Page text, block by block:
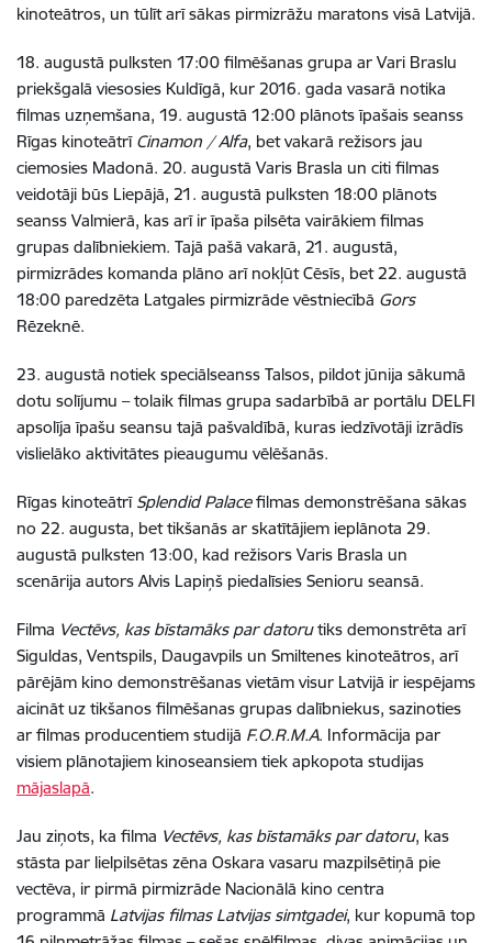
kinoteātros, un tūlīt arī sākas pirmizrāžu maratons visā Latvijā.
18. augustā pulksten 17:00 filmēšanas grupa ar Vari Braslu
priekšgalā viesosies Kuldīgā, kur 2016. gada vasarā notika
filmas uzņemšana, 19. augustā 12:00 plānots īpašais seanss
Rīgas kinoteātrī Cinamon / Alfa, bet vakarā režisors jau
ciemosies Madonā. 20. augustā Varis Brasla un citi filmas
veidotāji būs Liepājā, 21. augustā pulksten 18:00 plānots
seanss Valmierā, kas arī ir īpaša pilsēta vairākiem filmas
grupas dalībniekiem. Tajā pašā vakarā, 21. augustā,
pirmizrādes komanda plāno arī nokļūt Cēsīs, bet 22. augustā
18:00 paredzēta Latgales pirmizrāde vēstniecībā Gors
Rēzeknē.
23. augustā notiek speciālseanss Talsos, pildot jūnija sākumā
dotu solījumu – tolaik filmas grupa sadarbībā ar portālu DELFI
apsolīja īpašu seansu tajā pašvaldībā, kuras iedzīvotāji izrādīs
vislielāko aktivitātes pieaugumu vēlēšanās.
Rīgas kinoteātrī Splendid Palacefilmas demonstrēšana sākas
no 22. augusta, bet tikšanās ar skatītājiem ieplānota 29.
augustā pulksten 13:00, kad režisors Varis Brasla un
scenārija autors Alvis Lapiņš piedalīsies Senioru seansā.
Filma Vectēvs, kas bīstamāks par datorutiks demonstrēta arī
Siguldas, Ventspils, Daugavpils un Smiltenes kinoteātros, arī
pārējām kino demonstrēšanas vietām visur Latvijā ir iespējams
aicināt uz tikšanos filmēšanas grupas dalībniekus, sazinoties
ar filmas producentiem studijā F.O.R.M.A. Informācija par
visiem plānotajiem kinoseansiem tiek apkopota studijas
mājaslapā.
Jau ziņots, ka filma Vectēvs, kas bīstamāks par datoru, kas
stāsta par lielpilsētas zēna Oskara vasaru mazpilsētiņā pie
vectēva, ir pirmā pirmizrāde Nacionālā kino centra
programmā Latvijas filmas Latvijas simtgadei, kur kopumā top